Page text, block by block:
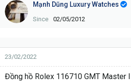
Mạnh Dũng Luxury Watches
Since 02/05/2012
23/02/2022
Đồng hồ Rolex 116710 GMT Master